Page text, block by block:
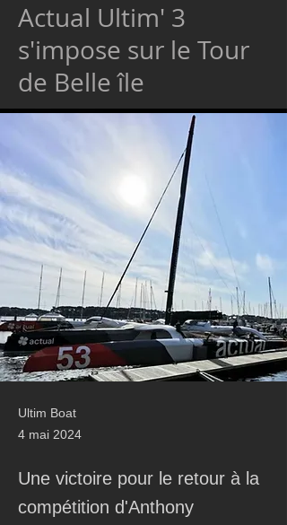
Actual Ultim' 3
s'impose sur le Tour
de Belle île
Ultim Boat
4 mai 2024
Une victoire pour le retour à la
compétition d'Anthony